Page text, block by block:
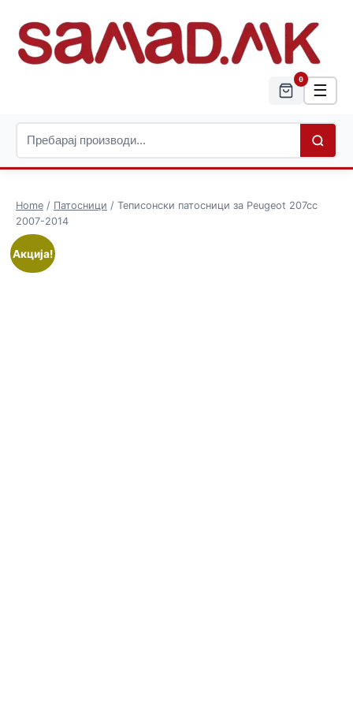
0
☰
Home / Патосници / Теписонски патосници за Peugeot 207cc
2007-2014
Акција!